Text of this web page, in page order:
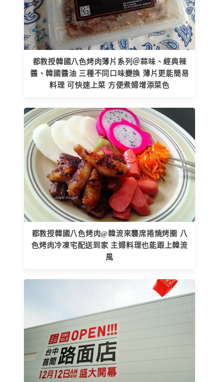
都教授韓國八色烤肉薄片系列＠蒜味、經典辣
醬、韓國醬油 三種不同口味變換 薄片更能簡易
料理 可快速上菜 方便煮婦增添菜色
都教授韓國八色烤肉@韓流來襲席捲燒烤圈 八
色烤肉冷凍宅配送到家 主婦料理也能跟上韓流
風